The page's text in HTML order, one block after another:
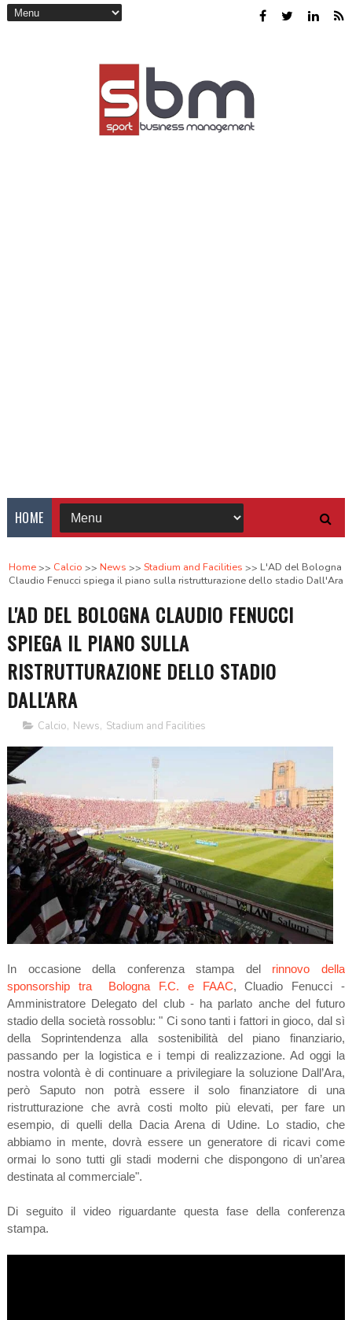
HOME
Home Calcio News Stadium and Facilities
L'AD del Bologna
Claudio Fenucci spiega il piano sulla ristrutturazione dello stadio Dall'Ara
L'AD DEL BOLOGNA CLAUDIO FENUCCI
SPIEGA IL PIANO SULLA
RISTRUTTURAZIONE DELLO STADIO
DALL'ARA
Calcio, News, Stadium and Facilities
In occasione della conferenza stampa del rinnovo della
sponsorship tra Bologna F.C. e FAAC, Cluadio Fenucci -
Amministratore Delegato del club - ha parlato anche del futuro
stadio della società rossoblu: " Ci sono tanti i fattori in gioco, dal sì
della Soprintendenza alla sostenibilità del piano finanziario,
passando per la logistica e i tempi di realizzazione. Ad oggi la
nostra volontà è di continuare a privilegiare la soluzione Dall’Ara,
però Saputo non potrà essere il solo finanziatore di una
ristrutturazione che avrà costi molto più elevati, per fare un
esempio, di quelli della Dacia Arena di Udine. Lo stadio, che
abbiamo in mente, dovrà essere un generatore di ricavi come
ormai lo sono tutti gli stadi moderni che dispongono di un’area
destinata al commerciale".
Di seguito il video riguardante questa fase della conferenza
stampa.